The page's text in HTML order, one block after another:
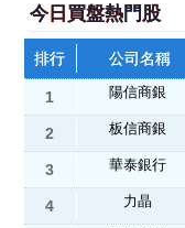
今日買盤熱門股
排行 公司名稱
1 陽信商銀
2 板信商銀
3 華泰銀行
4 力晶